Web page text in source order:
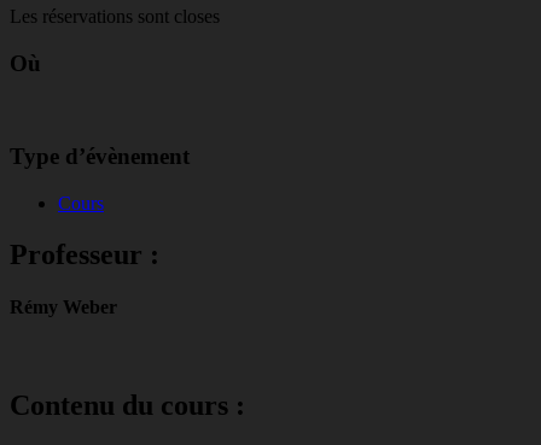
Les réservations sont closes
Où
Type d’évènement
Cours
Professeur :
Rémy Weber
Contenu du cours :